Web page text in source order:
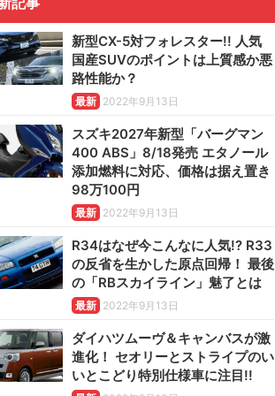
新型CX-5対フォレスター!! 人気
国産SUVのポイントは上質感か悪
路性能か？
最新 2022年9月13日
スズキ2027年新型「バーグマン
400 ABS」8/18発売 エタノール
添加燃料に対応、価格は据え置き
98万100円
最新 2022年9月13日
R34はなぜ今こんなに人気!? R33
の反省を生かした原点回帰！ 最後
の「RBスカイライン」魅了とは
最新 2022年9月13日
ダイハツムーヴ＆キャンバスが激
進化！ セオリーとストライプのい
いとこどり特別仕様車に注目!!